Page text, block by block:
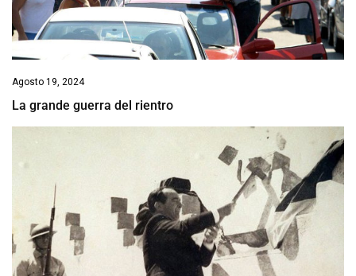
Agosto 19, 2024
La grande guerra del rientro